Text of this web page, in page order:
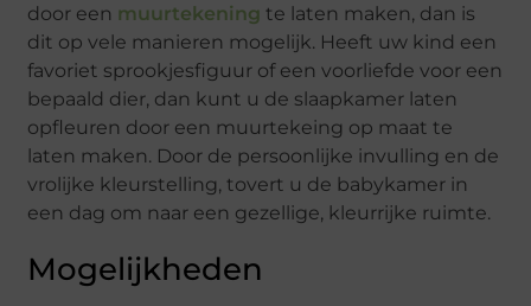
door een muurtekening te laten maken, dan is
dit op vele manieren mogelijk. Heeft uw kind een
favoriet sprookjesfiguur of een voorliefde voor een
bepaald dier, dan kunt u de slaapkamer laten
opfleuren door een muurtekeing op maat te
laten maken. Door de persoonlijke invulling en de
vrolijke kleurstelling, tovert u de babykamer in
een dag om naar een gezellige, kleurrijke ruimte.
Mogelijkheden